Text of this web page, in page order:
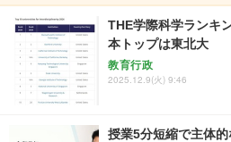
THE学際科学ランキ
本トップは東北大
教育行政
2025.12.9(火) 9:46
授業5分短縮で主体